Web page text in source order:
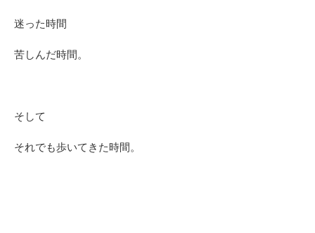
迷った時間
苦しんだ時間。
そして
それでも歩いてきた時間。